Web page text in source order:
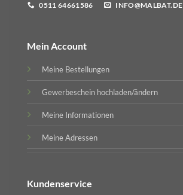
0511 64661586 INFO@MALBAT.DE
Mein Account
Meine Bestellungen
Gewerbeschein hochladen/ändern
Meine Informationen
Meine Adressen
Kundenservice